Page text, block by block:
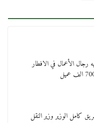
رجال الأعمال في الافطار
كامل الوزير وزير النقل